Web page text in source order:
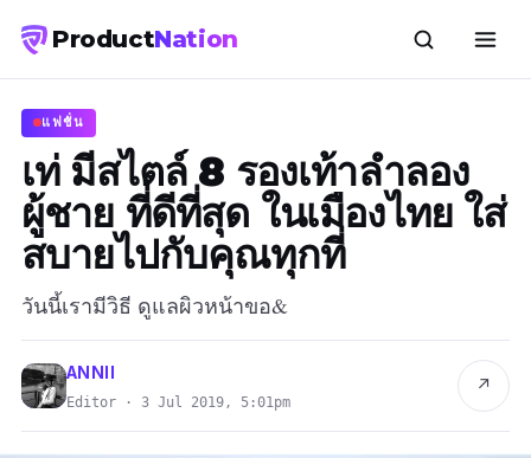
ProductNation
แฟชั่น
เท่ มีสไตล์ 8 รองเท้าลำลอง
ผู้ชาย ที่ดีที่สุด ในเมืองไทย ใส่
สบายไปกับคุณทุกที่
วันนี้เรามีวิธี ดูแลผิวหน้าขอ&
ANNII
Editor · 3 Jul 2019, 5:01pm
↗